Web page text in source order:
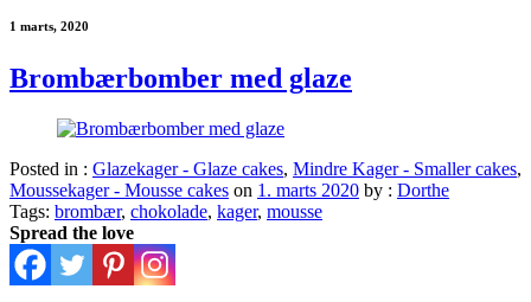
1 marts, 2020
Brombærbomber med glaze
Posted in : Glazekager - Glaze cakes, Mindre Kager - Smaller cakes,
Moussekager - Mousse cakes on 1. marts 2020 by : Dorthe
Tags: brombær, chokolade, kager, mousse
Spread the love